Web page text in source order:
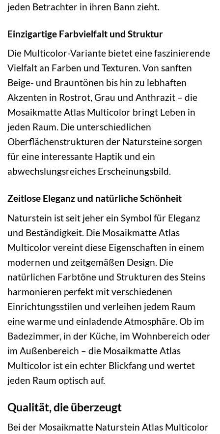
jeden Betrachter in ihren Bann zieht.
Einzigartige Farbvielfalt und Struktur
Die Multicolor-Variante bietet eine faszinierende
Vielfalt an Farben und Texturen. Von sanften
Beige- und Brauntönen bis hin zu lebhaften
Akzenten in Rostrot, Grau und Anthrazit – die
Mosaikmatte Atlas Multicolor bringt Leben in
jeden Raum. Die unterschiedlichen
Oberflächenstrukturen der Natursteine sorgen
für eine interessante Haptik und ein
abwechslungsreiches Erscheinungsbild.
Zeitlose Eleganz und natürliche Schönheit
Naturstein ist seit jeher ein Symbol für Eleganz
und Beständigkeit. Die Mosaikmatte Atlas
Multicolor vereint diese Eigenschaften in einem
modernen und zeitgemäßen Design. Die
natürlichen Farbtöne und Strukturen des Steins
harmonieren perfekt mit verschiedenen
Einrichtungsstilen und verleihen jedem Raum
eine warme und einladende Atmosphäre. Ob im
Badezimmer, in der Küche, im Wohnbereich oder
im Außenbereich – die Mosaikmatte Atlas
Multicolor ist ein echter Blickfang und wertet
jeden Raum optisch auf.
Qualität, die überzeugt
Bei der Mosaikmatte Naturstein Atlas Multicolor